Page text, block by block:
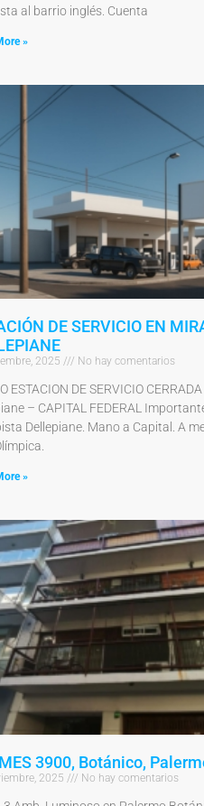
al barrio inglés. Cuenta
»
DE SERVICIO EN
2025 No hay comentarios
ESTACION DE SERVICIO
– CAPITAL FEDERAL
Dellepiane. Mano a Capital. A
»
3900, Botánico,
2025 No hay comentarios